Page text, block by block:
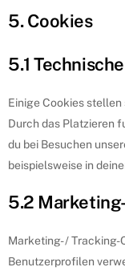
5. Cookies
5.1
Einige Cookies
Durch das Platzieren
du bei Besuchen
beispielsweise in
5.2
Marketing- / Tracking-
Benutzerprofilen